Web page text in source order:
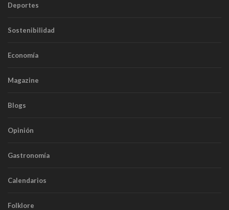
Deportes
Sostenibilidad
Economía
Magazine
Blogs
Opinión
Gastronomía
Calendarios
Folklore